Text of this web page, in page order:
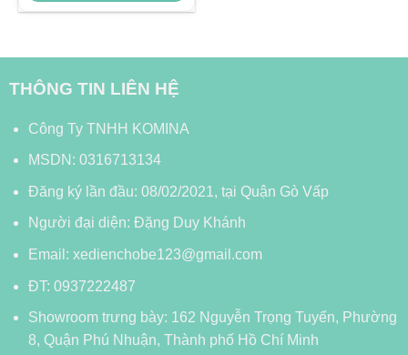
THÔNG TIN LIÊN HỆ
Công Ty TNHH KOMINA
MSDN: 0316713134
Đăng ký lần đầu: 08/02/2021, tại Quận Gò Vấp
Người đại diện: Đặng Duy Khánh
Email: xedienchobe123@gmail.com
ĐT: 0937222487
Showroom trưng bày: 162 Nguyễn Trọng Tuyển, Phường
8, Quận Phú Nhuận, Thành phố Hồ Chí Minh